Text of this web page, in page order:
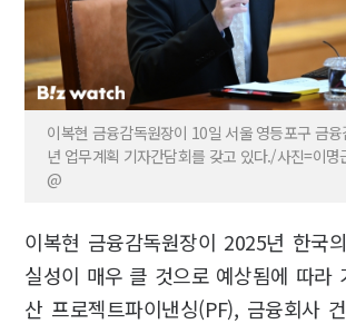
이복현 금융감독원장이 10일 서울 영등포구 금
년 업무계획 기자간담회를 갖고 있다./사진=이
@
이복현 금융감독원장이 2025년 한국
실성이 매우 클 것으로 예상됨에 따라
산 프로젝트파이낸싱(PF), 금융회사